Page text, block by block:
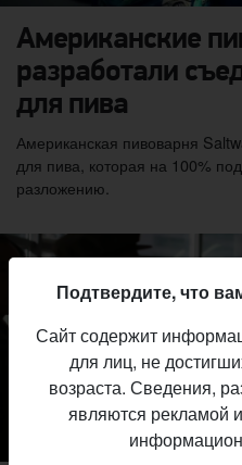
Американские
разработали
для пива
Американская пивоварня
для пива, которая на 100%
разложению.
Подтвердите, что
Сайт содержит
для лиц, не
возраста. Сведения,
являются рекламой